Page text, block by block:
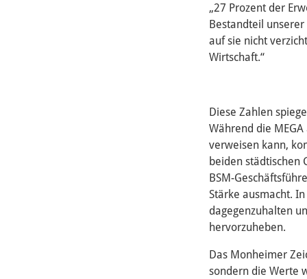
„27 Prozent der
Bestandteil
auf sie nicht
Wirtschaft.“
Diese Zahlen
Während die
verweisen kann,
beiden städtischen
BSM-
Stärke ausmacht.
dagegenzuhalten
hervorzuheben.
Das Monheimer
sondern die Werte